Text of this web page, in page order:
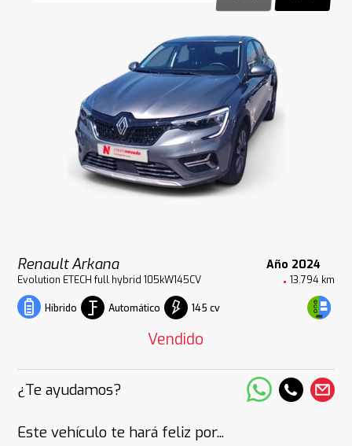
Renault Arkana Año 2024
Evolution ETECH full hybrid 105kW145CV 13.794 km
Híbrido Automático 145 cv
Vendido
¿Te ayudamos?
Este vehículo te hará feliz por...